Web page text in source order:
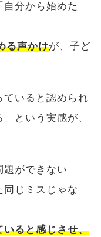
自分から始めた
る声かけが、子ど
ていると認められ
という実感が、
題ができない
じミスじゃな
いると感じさせ、